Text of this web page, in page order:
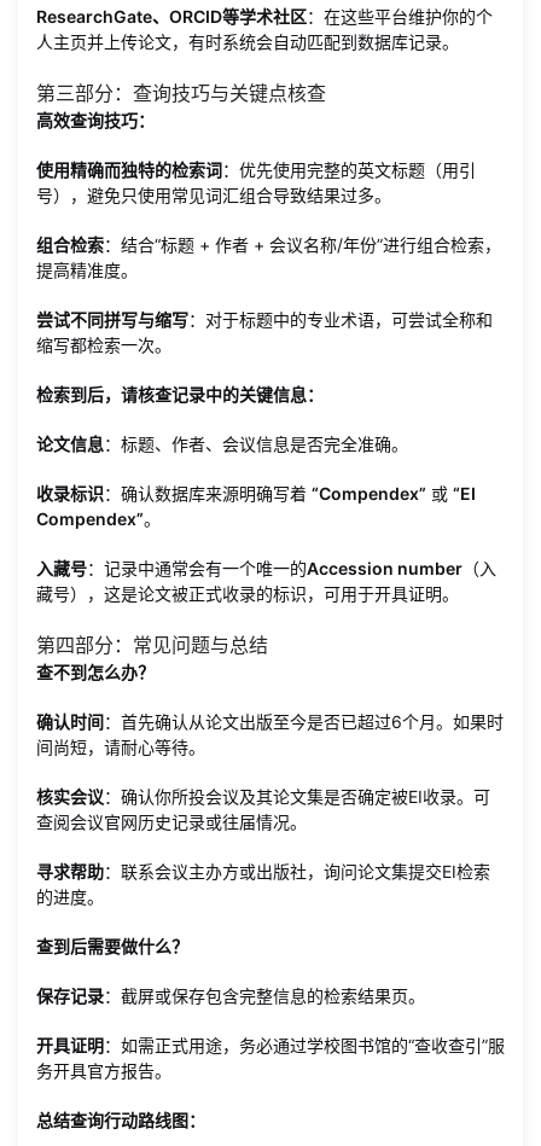
ResearchGate、ORCID等学术社区：在这些平台维护你的个
人主页并上传论文，有时系统会自动匹配到数据库记录。
第三部分：查询技巧与关键点核查
高效查询技巧：
使用精确而独特的检索词：优先使用完整的英文标题（用引
号），避免只使用常见词汇组合导致结果过多。
组合检索：结合“标题 + 作者 + 会议名称/年份”进行组合检索，
提高精准度。
尝试不同拼写与缩写：对于标题中的专业术语，可尝试全称和
缩写都检索一次。
检索到后，请核查记录中的关键信息：
论文信息：标题、作者、会议信息是否完全准确。
收录标识：确认数据库来源明确写着 “Compendex” 或 “EI
Compendex”。
入藏号：记录中通常会有一个唯一的Accession number （入
藏号），这是论文被正式收录的标识，可用于开具证明。
第四部分：常见问题与总结
查不到怎么办？
确认时间：首先确认从论文出版至今是否已超过6个月。如果时
间尚短，请耐心等待。
核实会议：确认你所投会议及其论文集是否确定被EI收录。可
查阅会议官网历史记录或往届情况。
寻求帮助：联系会议主办方或出版社，询问论文集提交EI检索
的进度。
查到后需要做什么？
保存记录：截屏或保存包含完整信息的检索结果页。
开具证明：如需正式用途，务必通过学校图书馆的“查收查引”服
务开具官方报告。
总结查询行动路线图：